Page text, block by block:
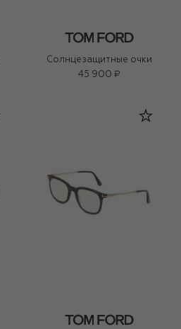
Солнцезащитные очки
45 900 ₽